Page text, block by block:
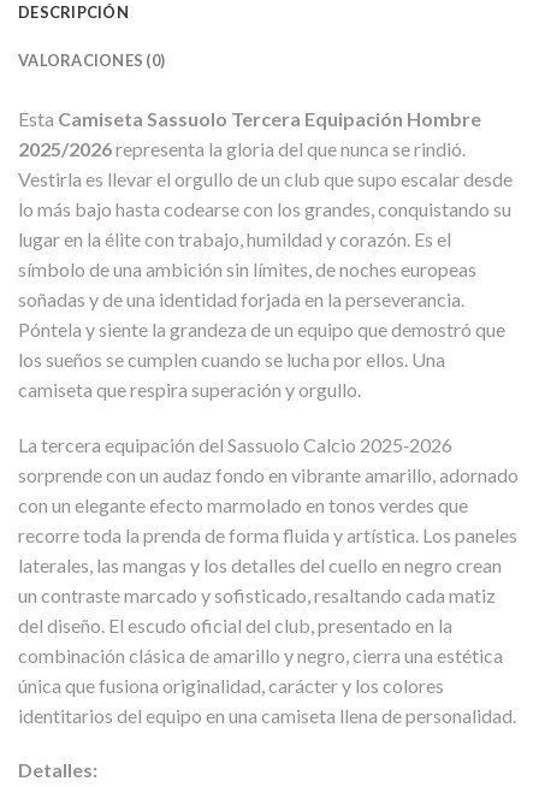
DESCRIPCIÓN
VALORACIONES (0)
Esta Camiseta Sassuolo Tercera Equipación Hombre
2025/2026representa la gloria del que nunca se rindió.
Vestirla es llevar el orgullo de un club que supo escalar desde
lo más bajo hasta codearse con los grandes, conquistando su
lugar en la élite con trabajo, humildad y corazón. Es el
símbolo de una ambición sin límites, de noches europeas
soñadas y de una identidad forjada en la perseverancia.
Póntela y siente la grandeza de un equipo que demostró que
los sueños se cumplen cuando se lucha por ellos. Una
camiseta que respira superación y orgullo.
La tercera equipación del Sassuolo Calcio 2025‑2026
sorprende con un audaz fondo en vibrante amarillo, adornado
con un elegante efecto marmolado en tonos verdes que
recorre toda la prenda de forma fluida y artística. Los paneles
laterales, las mangas y los detalles del cuello en negro crean
un contraste marcado y sofisticado, resaltando cada matiz
del diseño. El escudo oficial del club, presentado en la
combinación clásica de amarillo y negro, cierra una estética
única que fusiona originalidad, carácter y los colores
identitarios del equipo en una camiseta llena de personalidad.
Detalles: